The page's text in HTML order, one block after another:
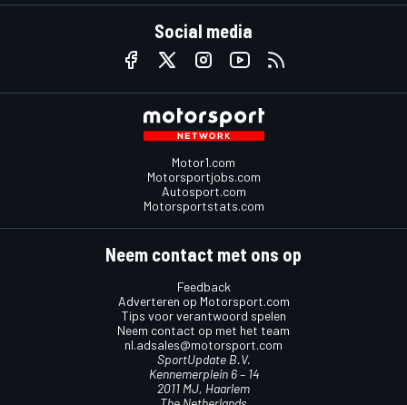
Social media
Motor1.com
Motorsportjobs.com
Autosport.com
Motorsportstats.com
Neem contact met ons op
Feedback
Adverteren op Motorsport.com
Tips voor verantwoord spelen
Neem contact op met het team
nl.adsales@motorsport.com
SportUpdate B.V.
Kennemerplein 6 – 14
2011 MJ, Haarlem